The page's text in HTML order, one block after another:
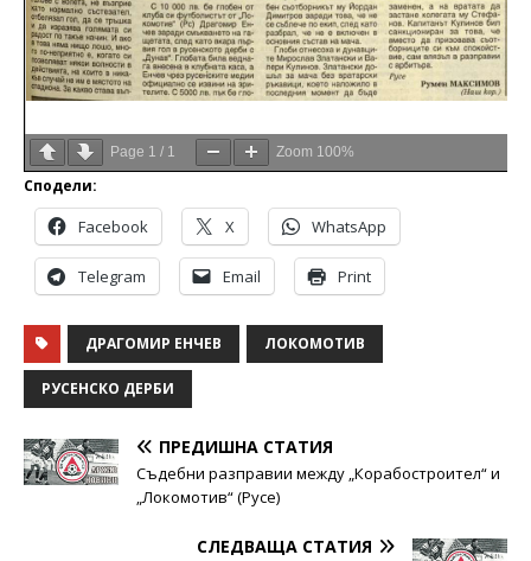
Page 1 / 1 Zoom 100%
Сподели:
Facebook X WhatsApp
Telegram Email Print
ДРАГОМИР ЕНЧЕВ ЛОКОМОТИВ
РУСЕНСКО ДЕРБИ
ПРЕДИШНА СТАТИЯ
Съдебни разправии между „Корабостроител“ и
„Локомотив“ (Русе)
СЛЕДВАЩА СТАТИЯ